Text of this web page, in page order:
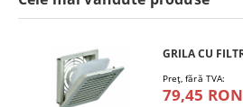
Preţ, fără TVA:
79,45 RON